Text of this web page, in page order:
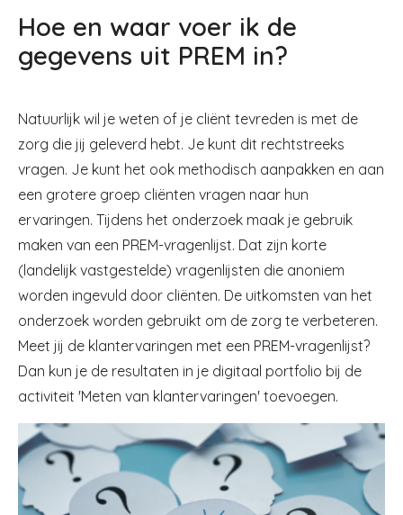
Hoe en waar voer ik de
gegevens uit PREM in?
Natuurlijk wil je weten of je cliënt tevreden is met de
zorg die jij geleverd hebt. Je kunt dit rechtstreeks
vragen. Je kunt het ook methodisch aanpakken en aan
een grotere groep cliënten vragen naar hun
ervaringen. Tijdens het onderzoek maak je gebruik
maken van een PREM-vragenlijst. Dat zijn korte
(landelijk vastgestelde) vragenlijsten die anoniem
worden ingevuld door cliënten. De uitkomsten van het
onderzoek worden gebruikt om de zorg te verbeteren.
Meet jij de klantervaringen met een PREM-vragenlijst?
Dan kun je de resultaten in je digitaal portfolio bij de
activiteit 'Meten van klantervaringen' toevoegen.
Image